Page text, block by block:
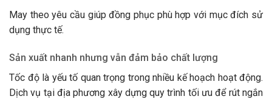
May theo yêu cầu giúp đồng phục phù hợp với mục đích sử
dụng thực tế.
Sản xuất nhanh nhưng vẫn đảm bảo chất lượng
Tốc độ là yếu tố quan trọng trong nhiều kế hoạch hoạt động.
Dịch vụ tại địa phương xây dựng quy trình tối ưu để rút ngắn